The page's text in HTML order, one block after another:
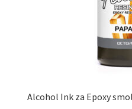
Alcohol Ink za Epoxy